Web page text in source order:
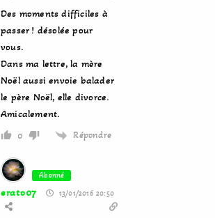
Des moments difficiles à
passer ! désolée pour
vous.
Dans ma lettre, la mère
Noël aussi envoie balader
le père Noël, elle divorce.
Amicalement.
0 Répondre
Abonné
erato07 13/01/2016 20:50